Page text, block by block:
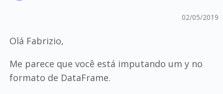
02/05/2019
Olá Fabrizio,
Me parece que você está imputando um y no
formato de DataFrame.